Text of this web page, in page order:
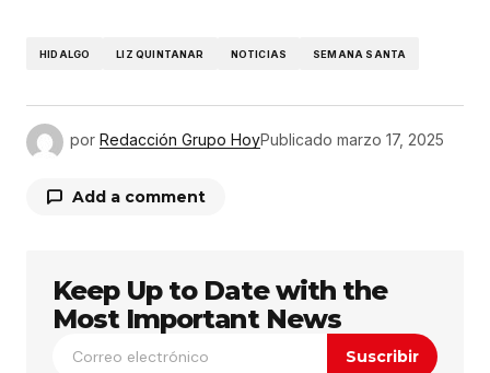
HIDALGO LIZ QUINTANAR NOTICIAS SEMANA SANTA
por Redacción Grupo HoyPublicado marzo 17, 2025
Add a comment
Tu dirección de correo electrónico no será
publicada. Los campos obligatorios están
marcados con*
Keep Up to Date with the
Most Important News
Suscribir